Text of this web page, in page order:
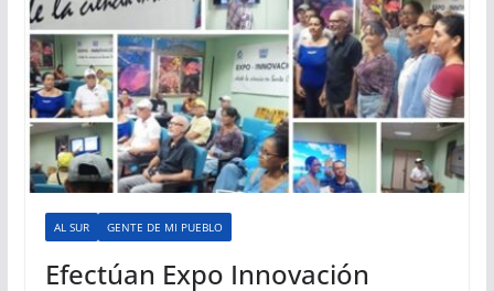
AL SUR GENTE DE MI PUEBLO
Efectúan Expo Innovación